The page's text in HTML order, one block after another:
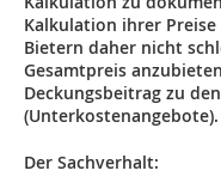
Kalkulation ihrer
Bietern daher nicht
Gesamtpreis
Deckungsbeitrag zu
(Unterkostenangebote).
Der Sachverhalt: